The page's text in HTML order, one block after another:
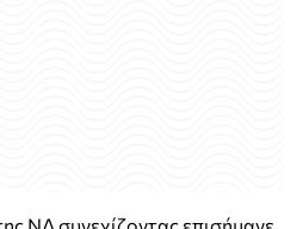
ΝΔ συνεχίζοντας επισήμανε